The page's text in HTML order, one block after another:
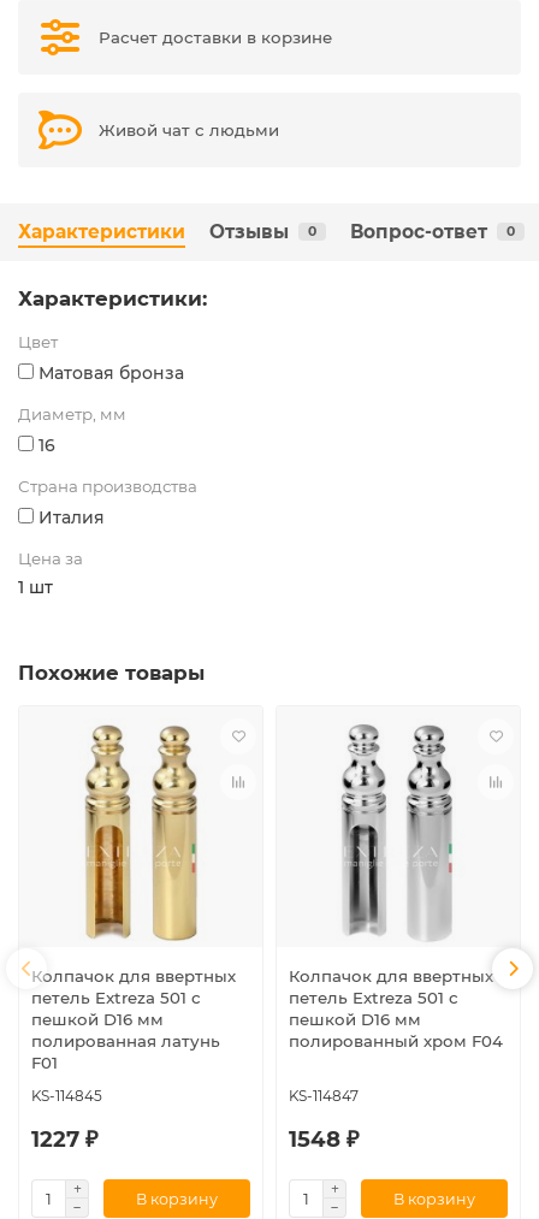
Расчет доставки в корзине
Живой чат с людьми
Характеристики Отзывы 0 Вопрос-ответ 0
Характеристики:
Цвет
Матовая бронза
Диаметр, мм
16
Страна производства
Италия
Цена за
1 шт
Похожие товары
Колпачок для ввертных
петель Extreza 501 с
пешкой D16 мм
полированная латунь
F01
KS-114845
1227 ₽
В корзину
Колпачок для ввертных
петель Extreza 501 с
пешкой D16 мм
полированный хром F04
KS-114847
1548 ₽
В корзину